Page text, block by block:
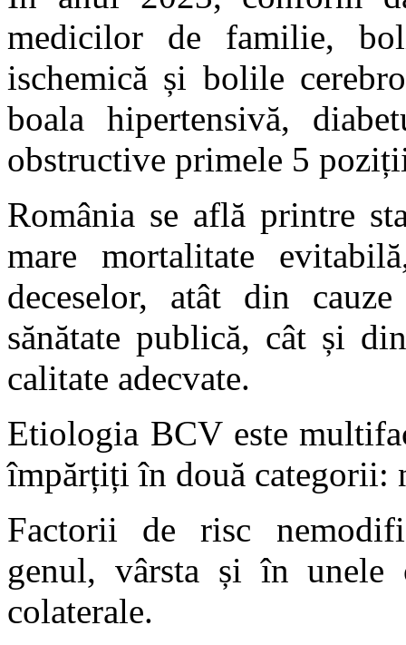
medicilor de familie,
ischemică și bolile
boala hipertensivă,
obstructive primele 5
România se află printre
mare mortalitate
deceselor, atât din
sănătate publică, cât și
calitate adecvate.
Etiologia BCV este
împărțiți în două
Factorii de risc
genul, vârsta și în unele
colaterale.